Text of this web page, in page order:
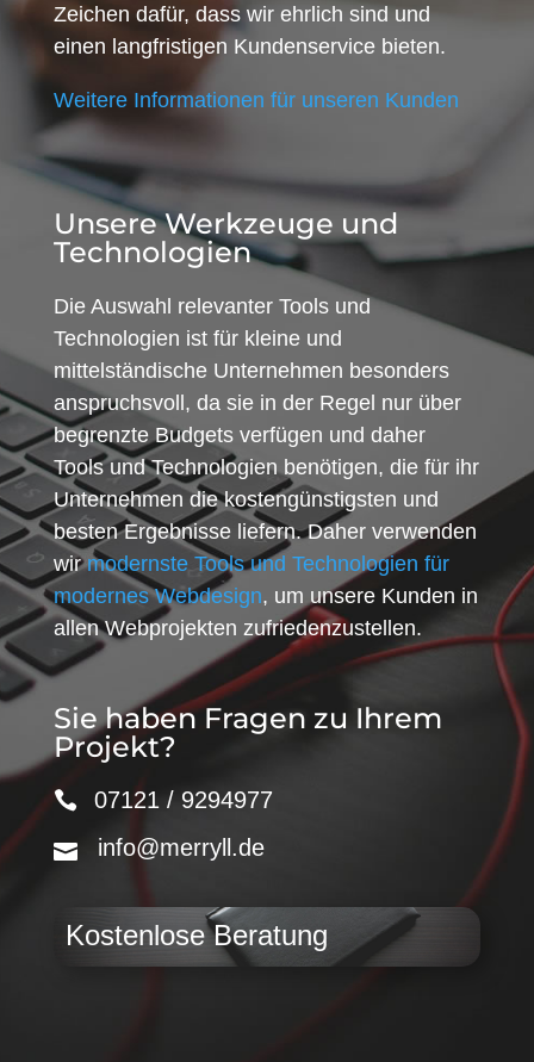
Zeichen dafür, dass wir ehrlich sind und
einen langfristigen Kundenservice bieten.
Weitere Informationen für unseren Kunden
Unsere Werkzeuge und
Technologien
Die Auswahl relevanter Tools und
Technologien ist für kleine und
mittelständische Unternehmen besonders
anspruchsvoll, da sie in der Regel nur über
begrenzte Budgets verfügen und daher
Tools und Technologien benötigen, die für ihr
Unternehmen die kostengünstigsten und
besten Ergebnisse liefern. Daher verwenden
wirmodernste Tools und Technologien für
modernes Webdesign, um unsere Kunden in
allen Webprojekten zufriedenzustellen.
Sie haben Fragen zu Ihrem
Projekt?
07121 / 9294977
info@merryll.de
Kostenlose Beratung